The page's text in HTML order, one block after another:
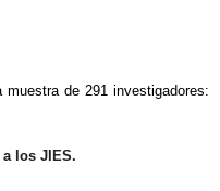
de 291 investigadores:
los JIES.